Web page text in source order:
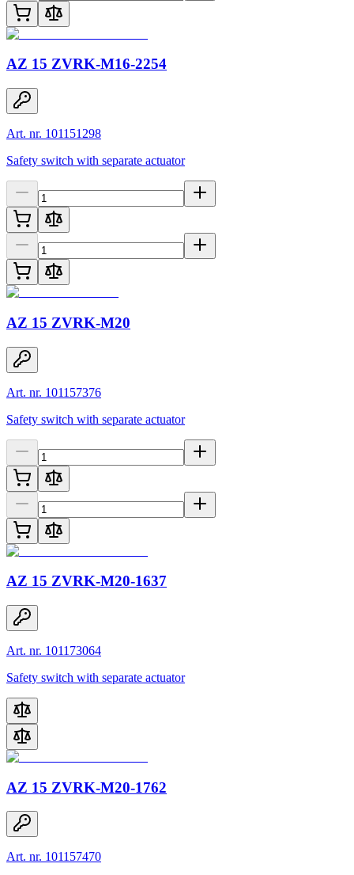
AZ 15 ZVRK-M16-2254
Art. nr. 101151298
Safety switch with separate actuator
AZ 15 ZVRK-M20
Art. nr. 101157376
Safety switch with separate actuator
AZ 15 ZVRK-M20-1637
Art. nr. 101173064
Safety switch with separate actuator
AZ 15 ZVRK-M20-1762
Art. nr. 101157470